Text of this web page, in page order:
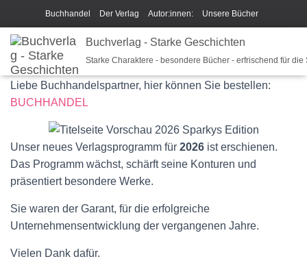
Buchhandel Der Verlag Autor:innen: Unsere Bücher
Ich beschreibe Dir mein Buch Shop Team News
Unsere Philosophie
Widerrufsrecht und Rückgaberecht
Sparkys Fan-Shop Schreib Beethoven!
Buchverlag - Starke Geschichten
Starke Charaktere - besondere Bücher - erfrischend für die
Unsere Bücher
Liebe Buchhandelspartner, hier können Sie bestellen:
BUCHHANDEL
Unser neues Verlagsprogramm für 2026 ist erschienen.
Das Programm wächst, schärft seine Konturen und
präsentiert besondere Werke.
Sie waren der Garant, für die erfolgreiche
Unternehmensentwicklung der vergangenen Jahre.
Vielen Dank dafür.